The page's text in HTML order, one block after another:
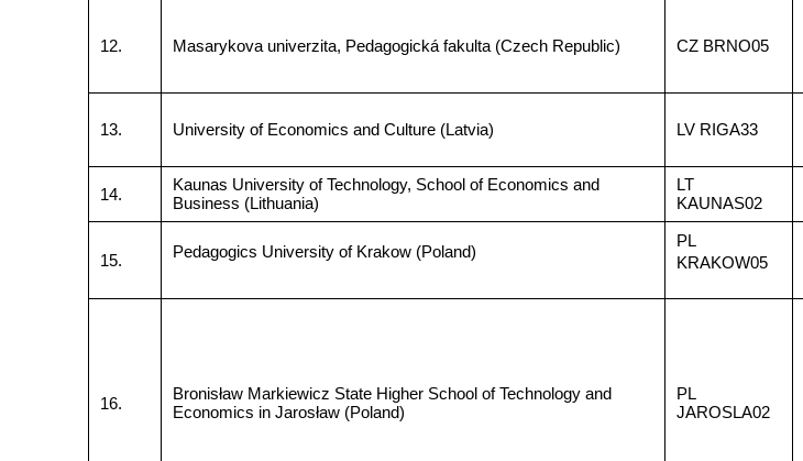
12. Masarykova univerzita, Pedagogická fakulta (Czech Republic) CZ BRNO05
13. University of Economics and Culture (Latvia) LV RIGA33
14.
Kaunas University of Technology, School of Economics and
Business (Lithuania)
LT
KAUNAS02
15. Pedagogics University of Krakow (Poland)
PL
KRAKOW05
16.
Bronisław Markiewicz State Higher School of Technology and
Economics in Jarosław (Poland)
PL
JAROSLA02